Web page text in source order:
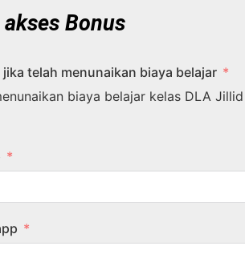
akses Bonus
telah menunaikan biaya belajar
biaya belajar kelas DLA Jillid